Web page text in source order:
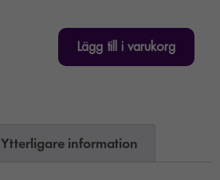
Lägg till i varukorg
Ytterligare information